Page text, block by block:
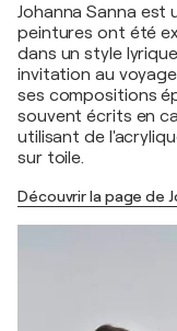
Johanna Sanna est
peintures ont été
dans un style
invitation au
ses compositions
souvent écrits en
utilisant de
sur toile.
Découvrir la page de